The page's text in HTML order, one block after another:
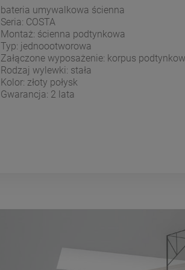
bateria umywalkowa ścienna
Seria: COSTA
Montaż: ścienna podtynkowa
Typ: jednoootworowa
Załączone wyposażenie: korpus
Rodzaj wylewki: stała
Kolor: złoty połysk
Gwarancja: 2 lata